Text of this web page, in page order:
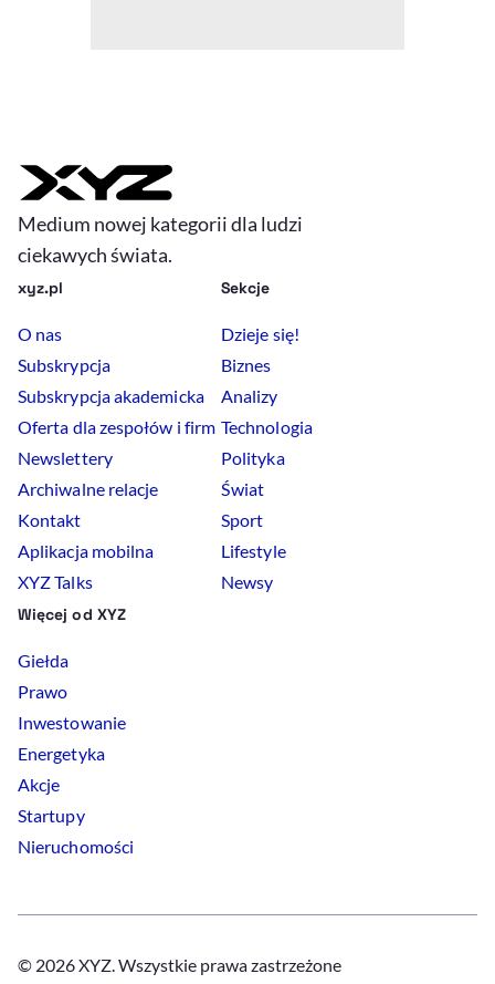
Medium nowej kategorii dla ludzi
ciekawych świata.
xyz.pl
O nas
Subskrypcja
Subskrypcja akademicka
Oferta dla zespołów i firm
Newslettery
Archiwalne relacje
Kontakt
Aplikacja mobilna
XYZ Talks
Sekcje
Dzieje się!
Biznes
Analizy
Technologia
Polityka
Świat
Sport
Lifestyle
Newsy
Więcej od XYZ
Giełda
Prawo
Inwestowanie
Energetyka
Akcje
Startupy
Nieruchomości
© 2026 XYZ. Wszystkie prawa zastrzeżone